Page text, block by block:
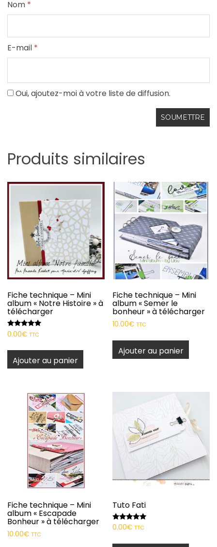
Nom *
E-mail *
Oui, ajoutez-moi à votre liste de diffusion.
Produits similaires
Fiche technique – Mini
album « Notre Histoire » à
télécharger
Note
5.00
0.00€ TTC
Ajouter au panier
Fiche technique – Mini
album « Semer le
bonheur » à télécharger
10.00€ TTC
Ajouter au panier
Fiche technique – Mini
album « Escapade
Bonheur » à télécharger
10.00€ TTC
Tuto Fati
Note
0.00€ TTC